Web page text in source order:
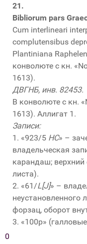
21.
Bibliorum pars
Cum interlineari
complutensibus
Plantiniana
конволюте с кн.
1613).
ДВГНБ, инв. 82453.
В конволюте с кн.
1613). Аллигат 1.
Записи:
1. «923/5 HC» –
владельческая
карандаш; верхний
листа).
2. «61/L[J]» –
неустановленного
форзац, оборот
3. «100р»
0